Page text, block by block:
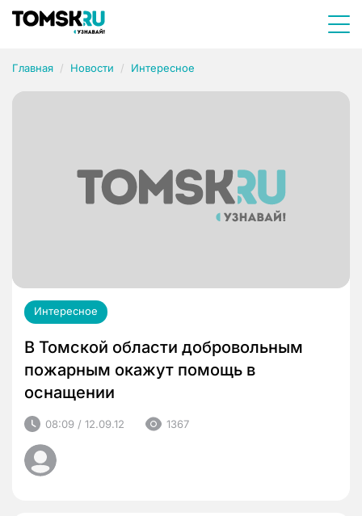
Главная Новости Интересное
Интересное
В Томской области добровольным
пожарным окажут помощь в
оснащении
08:09 / 12.09.12 1367